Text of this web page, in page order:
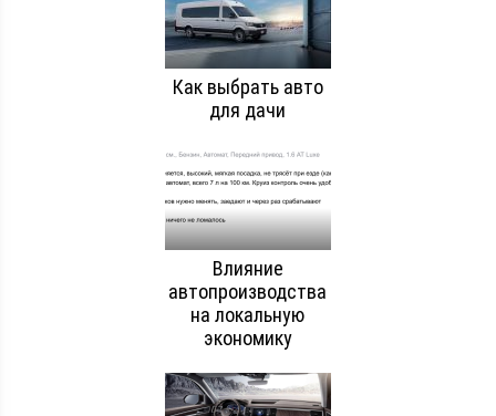
Как выбрать авто
для дачи
Влияние
автопроизводства
на локальную
экономику